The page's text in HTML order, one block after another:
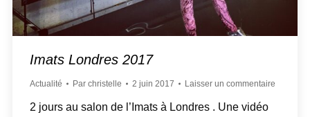
Imats Londres 2017
Actualité Par christelle 2 juin 2017 Laisser un commentaire
2 jours au salon de l’Imats à Londres . Une vidéo